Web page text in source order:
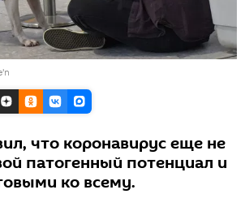
что коронавирус еще не
патогенный потенциал и
ко всему.